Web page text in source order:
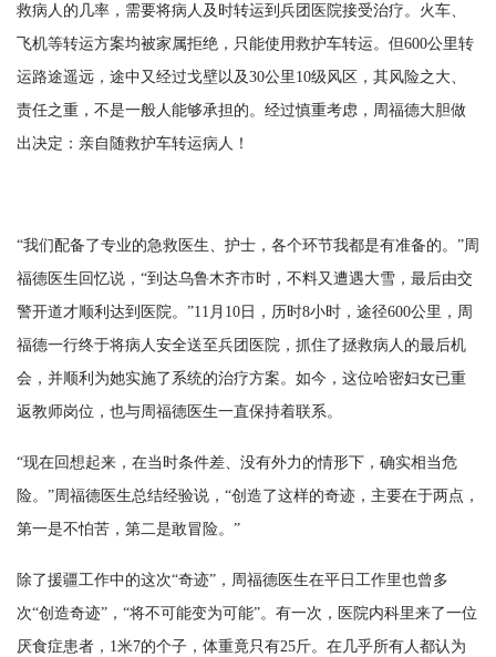
救病人的几率，需要将病人及时转运到兵团医院接受治疗。火车、
飞机等转运方案均被家属拒绝，只能使用救护车转运。但600公里转
运路途遥远，途中又经过戈壁以及30公里10级风区，其风险之大、
责任之重，不是一般人能够承担的。经过慎重考虑，周福德大胆做
出决定：亲自随救护车转运病人！
“我们配备了专业的急救医生、护士，各个环节我都是有准备的。”周
福德医生回忆说，“到达乌鲁木齐市时，不料又遭遇大雪，最后由交
警开道才顺利达到医院。”11月10日，历时8小时，途径600公里，周
福德一行终于将病人安全送至兵团医院，抓住了拯救病人的最后机
会，并顺利为她实施了系统的治疗方案。如今，这位哈密妇女已重
返教师岗位，也与周福德医生一直保持着联系。
“现在回想起来，在当时条件差、没有外力的情形下，确实相当危
险。”周福德医生总结经验说，“创造了这样的奇迹，主要在于两点，
第一是不怕苦，第二是敢冒险。”
除了援疆工作中的这次“奇迹”，周福德医生在平日工作里也曾多
次“创造奇迹”，“将不可能变为可能”。有一次，医院内科里来了一位
厌食症患者，1米7的个子，体重竟只有25斤。在几乎所有人都认为